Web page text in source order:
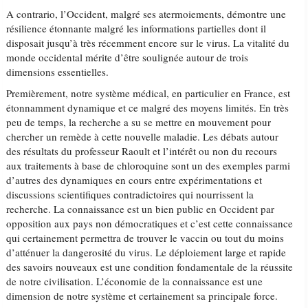
A contrario, l’Occident, malgré ses atermoiements, démontre une
résilience étonnante malgré les informations partielles dont il
disposait jusqu’à très récemment encore sur le virus. La vitalité du
monde occidental mérite d’être soulignée autour de trois
dimensions essentielles.
Premièrement, notre système médical, en particulier en France, est
étonnamment dynamique et ce malgré des moyens limités. En très
peu de temps, la recherche a su se mettre en mouvement pour
chercher un remède à cette nouvelle maladie. Les débats autour
des résultats du professeur Raoult et l’intérêt ou non du recours
aux traitements à base de chloroquine sont un des exemples parmi
d’autres des dynamiques en cours entre expérimentations et
discussions scientifiques contradictoires qui nourrissent la
recherche. La connaissance est un bien public en Occident par
opposition aux pays non démocratiques et c’est cette connaissance
qui certainement permettra de trouver le vaccin ou tout du moins
d’atténuer la dangerosité du virus. Le déploiement large et rapide
des savoirs nouveaux est une condition fondamentale de la réussite
de notre civilisation. L’économie de la connaissance est une
dimension de notre système et certainement sa principale force.